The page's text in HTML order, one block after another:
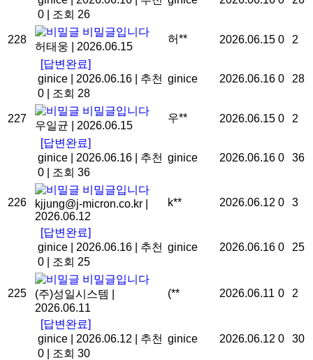
0
조회 26
228
비밀글입니다
허태웅
2026.06.15
허** 2026.06.15 0 2
[답변완료]
ginice
2026.06.16
추천
0
조회 28
ginice 2026.06.16 0 28
227
비밀글입니다
우일균
2026.06.15
우** 2026.06.15 0 2
[답변완료]
ginice
2026.06.16
추천
0
조회 36
ginice 2026.06.16 0 36
226
비밀글입니다
kjjung@j-micron.co.kr
2026.06.12
k** 2026.06.12 0 3
[답변완료]
ginice
2026.06.16
추천
0
조회 25
ginice 2026.06.16 0 25
225
비밀글입니다
(주)성일시스템
2026.06.11
(** 2026.06.11 0 2
[답변완료]
ginice
2026.06.12
추천
0
조회 30
ginice 2026.06.12 0 30